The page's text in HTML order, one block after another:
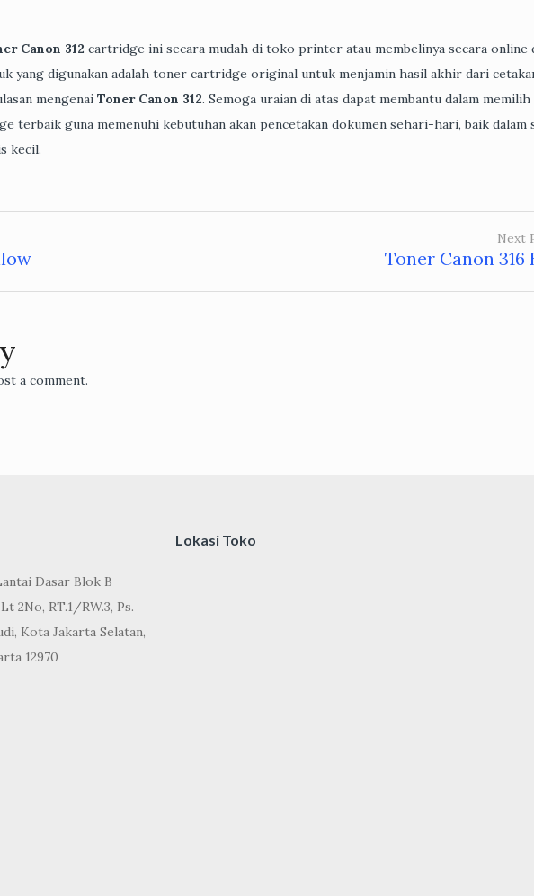
Canon 312 cartridge ini secara mudah di toko printer atau membelinya secara online
yang digunakan adalah toner cartridge original untuk menjamin hasil akhir dari
mengenai Toner Canon 312. Semoga uraian di atas dapat membantu dalam memilih
terbaik guna memenuhi kebutuhan akan pencetakan dokumen sehari-hari, baik dalam
kecil.
Next
Toner Canon 316
a comment.
Dasar Blok B
2No, RT.1/RW.3, Ps.
Kota Jakarta Selatan,
12970
Lokasi Toko